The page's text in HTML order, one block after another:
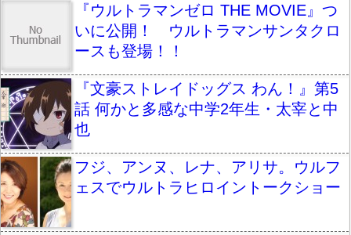
『ウルトラマンゼロ THE MOVIE』つ
いに公開！ ウルトラマンサンタクロ
ースも登場！！
『文豪ストレイドッグス わん！』第5
話 何かと多感な中学2年生・太宰と中
也
フジ、アンヌ、レナ、アリサ。ウルフ
ェスでウルトラヒロイントークショー